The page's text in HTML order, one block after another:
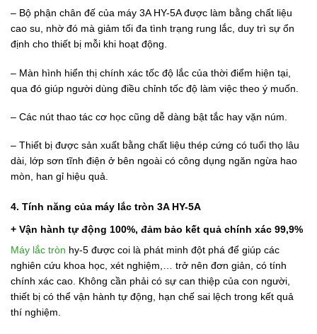
– Bộ phận chân đế của máy 3A HY-5A được làm bằng chất liệu
cao su, nhờ đó mà giảm tối đa tình trạng rung lắc, duy trì sự ổn
định cho thiết bị mỗi khi hoạt động.
– Màn hình hiển thị chính xác tốc độ lắc của thời điểm hiện tại,
qua đó giúp người dùng điều chỉnh tốc độ làm việc theo ý muốn.
– Các nút thao tác cơ học cũng dễ dàng bật tắc hay vặn núm.
– Thiết bị được sản xuất bằng chất liệu thép cứng có tuổi thọ lâu
dài, lớp sơn tĩnh điện ở bên ngoài có công dụng ngăn ngừa hao
mòn, han gỉ hiệu quả.
4. Tính năng của máy lắc tròn 3A HY-5A
+ Vận hành tự động 100%, đảm bảo kết quả chính xác 99,9%
Máy lắc tròn hy-5 được coi là phát minh đột phá để giúp các
nghiên cứu khoa học, xét nghiệm,… trở nên đơn giản, có tính
chính xác cao. Không cần phải có sự can thiệp của con người,
thiết bị có thể vận hành tự động, hạn chế sai lệch trong kết quả
thí nghiệm.